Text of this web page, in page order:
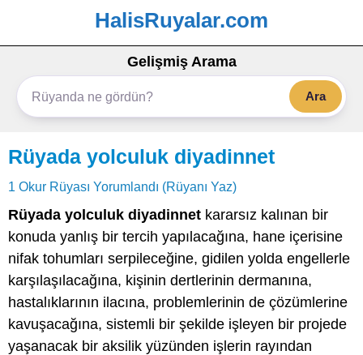
HalisRuyalar.com
Gelişmiş Arama
Ara
Rüyada yolculuk diyadinnet
1 Okur Rüyası Yorumlandı (Rüyanı Yaz)
Rüyada yolculuk diyadinnet kararsız kalınan bir
konuda yanlış bir tercih yapılacağına, hane içerisine
nifak tohumları serpileceğine, gidilen yolda engellerle
karşılaşılacağına, kişinin dertlerinin dermanına,
hastalıklarının ilacına, problemlerinin de çözümlerine
kavuşacağına, sistemli bir şekilde işleyen bir projede
yaşanacak bir aksilik yüzünden işlerin rayından